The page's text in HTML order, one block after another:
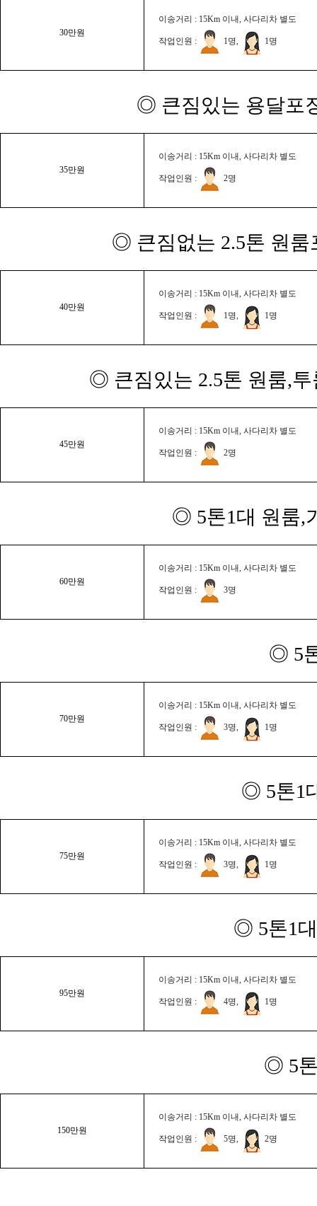
30만원
이송거리 : 15Km 이내, 사다리차 별도
작업인원 : 1명, 1명
◎ 큰짐있는 용달포
35만원
이송거리 : 15Km 이내, 사다리차 별도
작업인원 : 2명
◎ 큰짐없는 2.5톤 원룸
40만원
이송거리 : 15Km 이내, 사다리차 별도
작업인원 : 1명, 1명
◎ 큰짐있는 2.5톤 원룸,
45만원
이송거리 : 15Km 이내, 사다리차 별도
작업인원 : 2명
◎ 5톤1대 원룸,
60만원
이송거리 : 15Km 이내, 사다리차 별도
작업인원 : 3명
◎ 5
70만원
이송거리 : 15Km 이내, 사다리차 별도
작업인원 : 3명, 1명
◎ 5톤1
75만원
이송거리 : 15Km 이내, 사다리차 별도
작업인원 : 3명, 1명
◎ 5톤1
95만원
이송거리 : 15Km 이내, 사다리차 별도
작업인원 : 4명, 1명
◎ 5
150만원
이송거리 : 15Km 이내, 사다리차 별도
작업인원 : 5명, 2명